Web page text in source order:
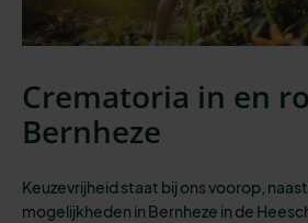
Crematoria in en
Bernheze
Keuzevrijheid staat bij ons voorop,
mogelijkheden in Bernheze in de